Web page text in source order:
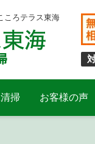
ころテラス東海
掃 お客様の声